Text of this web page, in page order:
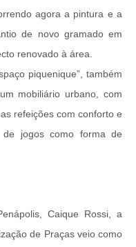
agora a pintura e a
de novo gramado em
renovado à área.
piquenique”, também
mobiliário urbano, com
refeições com conforto e
jogos como forma de
Caique Rossi, a
de Praças veio como